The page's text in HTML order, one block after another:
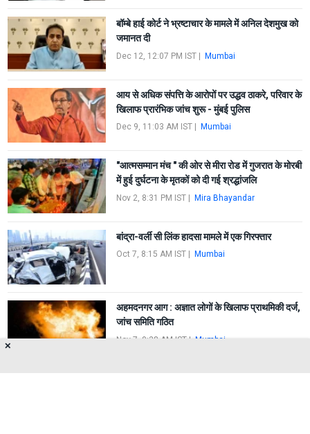
बॉम्बे हाई कोर्ट ने भ्रष्टाचार के मामले में अनिल देशमुख को
जमानत दी
Dec 12, 12:07 PM IST| Mumbai
आय से अधिक संपत्ति के आरोपों पर उद्धव ठाकरे, परिवार के
खिलाफ प्रारंभिक जांच शुरू - मुंबई पुलिस
Dec 9, 11:03 AM IST| Mumbai
"आत्मसम्मान मंच " की ओर से मीरा रोड में गुजरात के मोरबी
में हुई दुर्घटना के मृतकों को दी गई श्रद्धांजलि
Nov 2, 8:31 PM IST| Mira Bhayandar
बांद्रा-वर्ली सी लिंक हादसा मामले में एक गिरफ्तार
Oct 7, 8:15 AM IST| Mumbai
अहमदनगर आग : अज्ञात लोगों के खिलाफ प्राथमिकी दर्ज,
जांच समिति गठित
Nov 7, 9:38 AM IST| Mumbai
✕